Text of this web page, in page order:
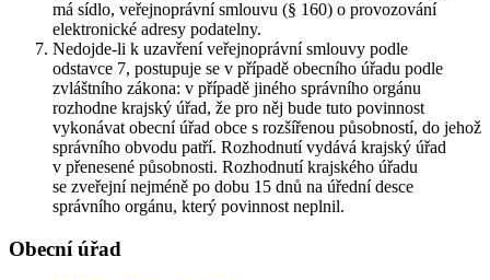
má sídlo, veřejnoprávní smlouvu (§ 160) o provozování
elektronické adresy podatelny.
Nedojde-li k uzavření veřejnoprávní smlouvy podle
odstavce 7, postupuje se v případě obecního úřadu podle
zvláštního zákona: v případě jiného správního orgánu
rozhodne krajský úřad, že pro něj bude tuto povinnost
vykonávat obecní úřad obce s rozšířenou působností, do jehož
správního obvodu patří. Rozhodnutí vydává krajský úřad
v přenesené působnosti. Rozhodnutí krajského úřadu
se zveřejní nejméně po dobu 15 dnů na úřední desce
správního orgánu, který povinnost neplnil.
Obecní úřad